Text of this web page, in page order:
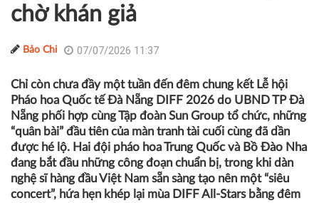
chờ khán giả
Bảo Chi 07/07/2026 11:37
Chỉ còn chưa đầy một tuần đến đêm chung kết Lễ hội
Pháo hoa Quốc tế Đà Nẵng DIFF 2026 do UBND TP Đà
Nẵng phối hợp cùng Tập đoàn Sun Group tổ chức, những
“quân bài” đầu tiên của màn tranh tài cuối cùng đã dần
được hé lộ. Hai đội pháo hoa Trung Quốc và Bồ Đào Nha
đang bắt đầu những công đoạn chuẩn bị, trong khi dàn
nghệ sĩ hàng đầu Việt Nam sẵn sàng tạo nên một “siêu
concert”, hứa hẹn khép lại mùa DIFF All-Stars bằng đêm